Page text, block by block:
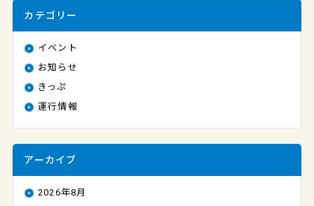
カテゴリー
イベント
お知らせ
きっぷ
運行情報
アーカイブ
2026年8月